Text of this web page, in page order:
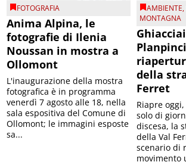
FOTOGRAFIA
Anima Alpina, le
fotografie di Ilenia
Noussan in mostra a
Ollomont
L'inaugurazione della mostra
fotografica è in programma
venerdì 7 agosto alle 18, nella
sala espositiva del Comune di
Ollomont; le immagini esposte
sa...
AMBIENTE,
MONTAGNA
della
Ferret
Riapre
solo di
discesa, la
della Val
scenario di
movimento